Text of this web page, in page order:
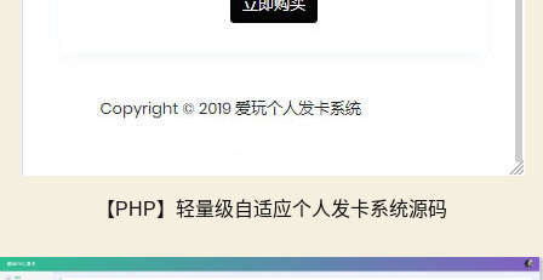
【PHP】轻量级自适应个人发卡系统源码